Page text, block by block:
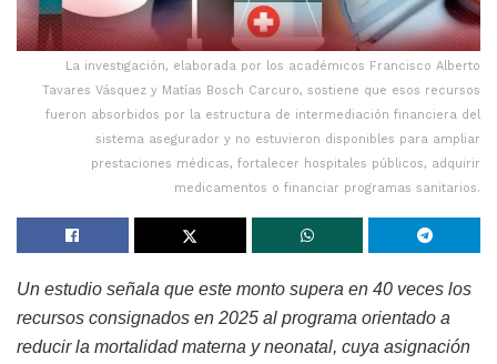
La investigación, elaborada por los académicos Francisco Alberto
Tavares Vásquez y Matías Bosch Carcuro, sostiene que esos recursos
fueron absorbidos por la estructura de intermediación financiera del
sistema asegurador y no estuvieron disponibles para ampliar
prestaciones médicas, fortalecer hospitales públicos, adquirir
medicamentos o financiar programas sanitarios.
Un estudio señala que este monto supera en 40 veces los
recursos consignados en 2025 al programa orientado a
reducir la mortalidad materna y neonatal, cuya asignación